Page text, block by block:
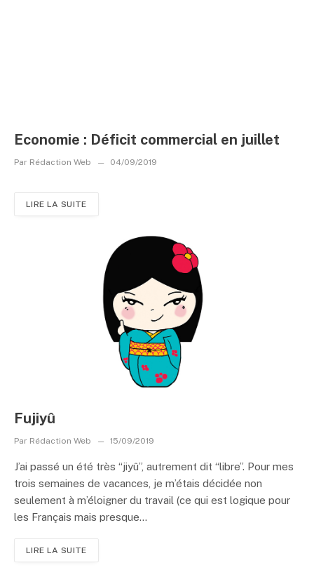
Economie : Déficit commercial en juillet
Par Rédaction Web 04/09/2019
LIRE LA SUITE
Fujiyû
Par Rédaction Web 15/09/2019
J’ai passé un été très “jiyû”, autrement dit “libre”. Pour mes
trois semaines de vacances, je m’étais décidée non
seulement à m’éloigner du travail (ce qui est logique pour
les Français mais presque...
LIRE LA SUITE